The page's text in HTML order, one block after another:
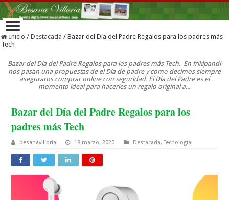
Inicio / Destacada / Bazar del Día del Padre Regalos para los padres más
Tech
Bazar del Día del Padre Regalos para los padres más Tech. En frikipandi
nos pasan una propuestas de el Día de padre y como decimos siempre
aseguraros comprar online con seguridad. El Día del Padre es el
momento ideal para hacerles un regalo original a...
Bazar del Día del Padre Regalos para los
padres más Tech
besanavilloria 18 marzo, 2020 Destacada,Tecnología